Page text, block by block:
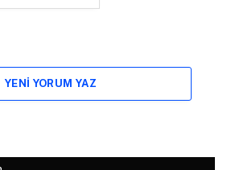
YENI YORUM YAZ